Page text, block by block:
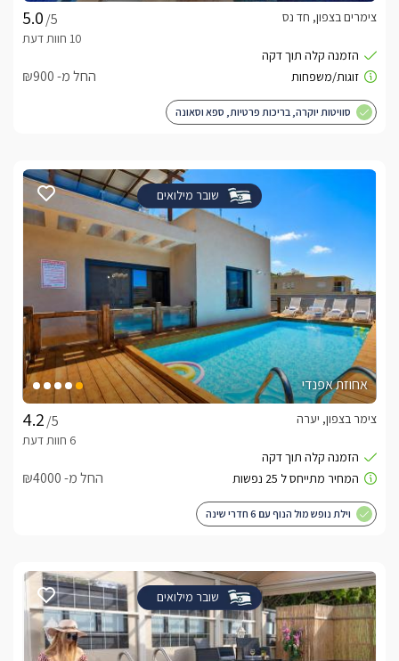
/5
צימרים בצפון, חד נס
החל מ- ₪900
סוויטות יוקרה, בריכות פרטיות, ספא וסאונה
שובר מילואים
אחוזת אפנדי
/5
צימר בצפון, יערה
החל מ- ₪4000
וילת נופש מול הנוף עם 6 חדרי שינה
שובר מילואים